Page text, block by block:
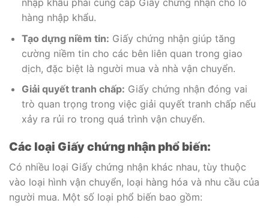
nhập khẩu phải cung cấp Giấy chứng nhận cho lô
hàng nhập khẩu.
Tạo dựng niềm tin: Giấy chứng nhận giúp tăng
cường niềm tin cho các bên liên quan trong giao
dịch, đặc biệt là người mua và nhà vận chuyển.
Giải quyết tranh chấp: Giấy chứng nhận đóng vai
trò quan trọng trong việc giải quyết tranh chấp nếu
xảy ra rủi ro trong quá trình vận chuyển.
Các loại Giấy chứng nhận phổ biến:
Có nhiều loại Giấy chứng nhận khác nhau, tùy thuộc
vào loại hình vận chuyển, loại hàng hóa và nhu cầu của
người mua. Một số loại phổ biến bao gồm: